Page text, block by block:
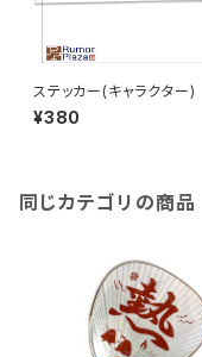
ステッカー(キャラクター)
¥380
同じカテゴリの商品